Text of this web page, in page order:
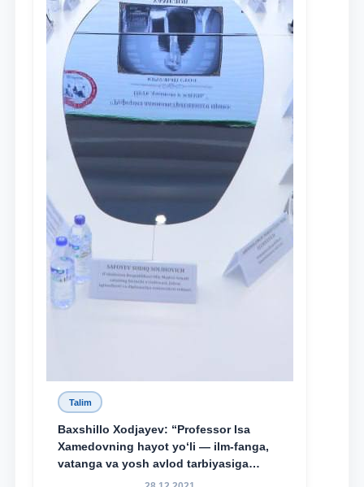
Talim
Baxshillo Xodjayev: “Professor Isa
Xamedovning hayot yo‘li — ilm-fanga,
vatanga va yosh avlod tarbiyasiga
sodiqlikning oliy namunasidir”.